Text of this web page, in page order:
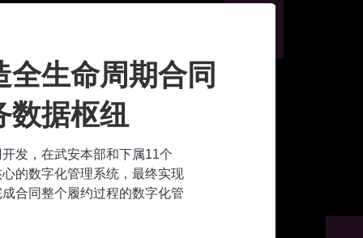
生命周期合同
数据枢纽
发，在武安本部和下属11个
的数字化管理系统，最终实现
合同整个履约过程的数字化管